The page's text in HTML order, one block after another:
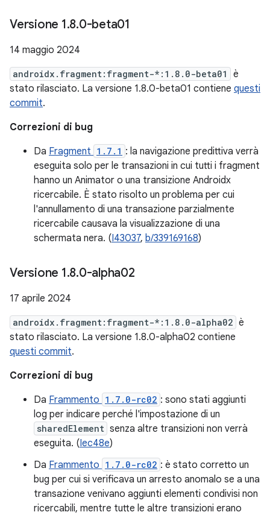
Versione 1.8.0-beta01
14 maggio 2024
androidx.fragment:fragment-*:1.8.0-beta01
è
stato rilasciato. La versione 1.8.0-beta01 contiene questi
commit.
Correzioni di bug
Da Fragment 1.7.1 : la navigazione predittiva verrà
eseguita solo per le transazioni in cui tutti i fragment
hanno un Animator o una transizione Androidx
ricercabile. È stato risolto un problema per cui
l'annullamento di una transazione parzialmente
ricercabile causava la visualizzazione di una
schermata nera. (I43037, b/339169168)
Versione 1.8.0-alpha02
17 aprile 2024
androidx.fragment:fragment-*:1.8.0-alpha02 è
stato rilasciato. La versione 1.8.0-alpha02 contiene
questi commit.
Correzioni di bug
Da Frammento 1.7.0-rc02 : sono stati aggiunti
log per indicare perché l'impostazione di un
sharedElement senza altre transizioni non verrà
eseguita. (Iec48e)
Da Frammento 1.7.0-rc02 : è stato corretto un
bug per cui si verificava un arresto anomalo se a una
transazione venivano aggiunti elementi condivisi non
ricercabili, mentre tutte le altre transizioni erano